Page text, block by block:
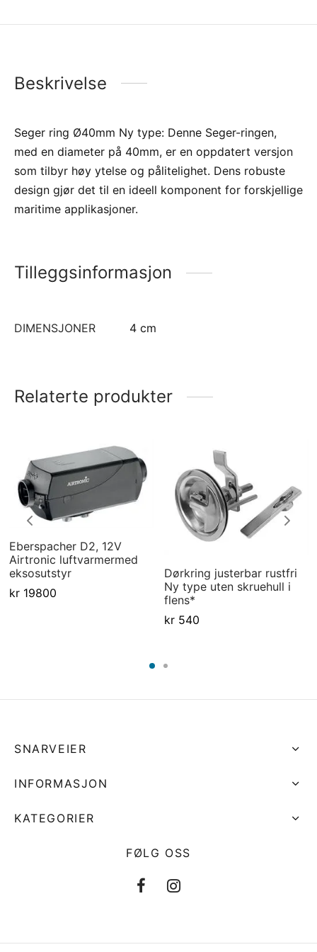
Beskrivelse
Seger ring Ø40mm Ny type: Denne Seger-ringen,
med en diameter på 40mm, er en oppdatert versjon
som tilbyr høy ytelse og pålitelighet. Dens robuste
design gjør det til en ideell komponent for forskjellige
maritime applikasjoner.
Tilleggsinformasjon
DIMENSJONER 4 cm
Relaterte produkter
Eberspacher D2, 12V
Airtronic luftvarmermed
eksosutstyr
kr19800
Dørkring justerbar rustfri
Ny type uten skruehull i
flens*
kr540
SNARVEIER
INFORMASJON
KATEGORIER
FØLG OSS